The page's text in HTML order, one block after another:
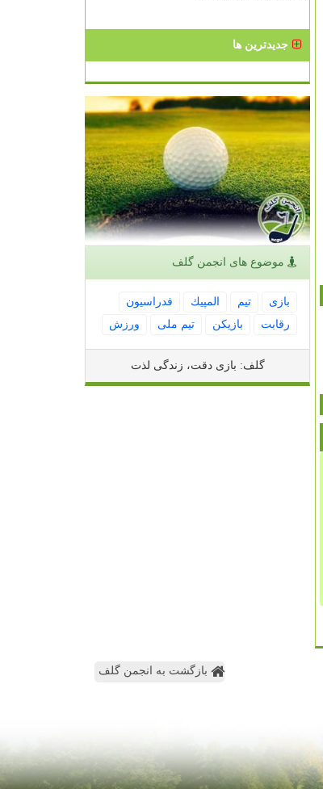
جدیدترین ها
موضوع های انجمن گلف
بازی تیم المپیك
فدراسیون
رقابت
بازیكن تیم ملی ورزش
گلف: بازی دقت، زندگی لذت
بازگشت به انجمن گلف